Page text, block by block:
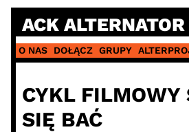
Skip
content
ACK ALTERNATOR
O NAS DOŁĄCZ GRUPY
CYKL FILMOWY
SIĘ BAĆ